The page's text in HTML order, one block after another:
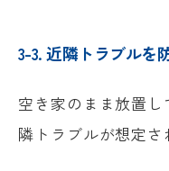
3-3. 近隣トラブルを
空き家のまま放置
隣トラブルが想定さ